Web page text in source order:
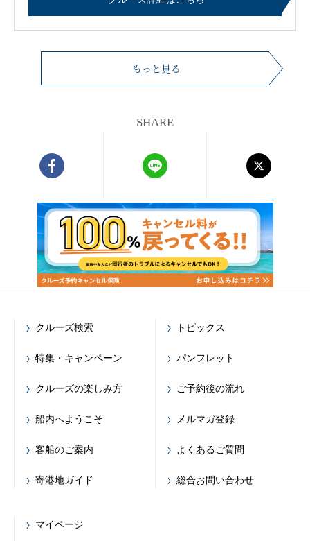
もっと見る
SHARE
クルーズ検索
特集・キャンペーン
クルーズの楽しみ方
船内へようこそ
客船のご案内
寄港地ガイド
トピックス
パンフレット
ご予約後の流れ
メルマガ登録
よくあるご質問
総合お問い合わせ
マイページ